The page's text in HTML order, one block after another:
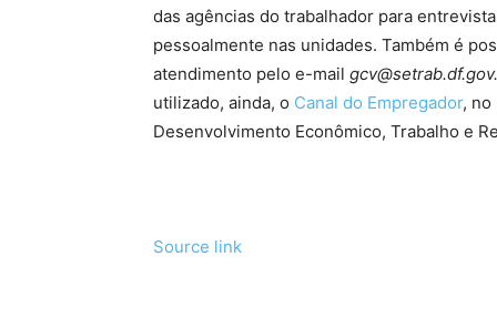
das agências do trabalhador para
pessoalmente nas unidades. Também é
atendimento pelo e-mail
utilizado, ainda, o Canal do Empregador, no
Desenvolvimento Econômico, Trabalho e
Source link